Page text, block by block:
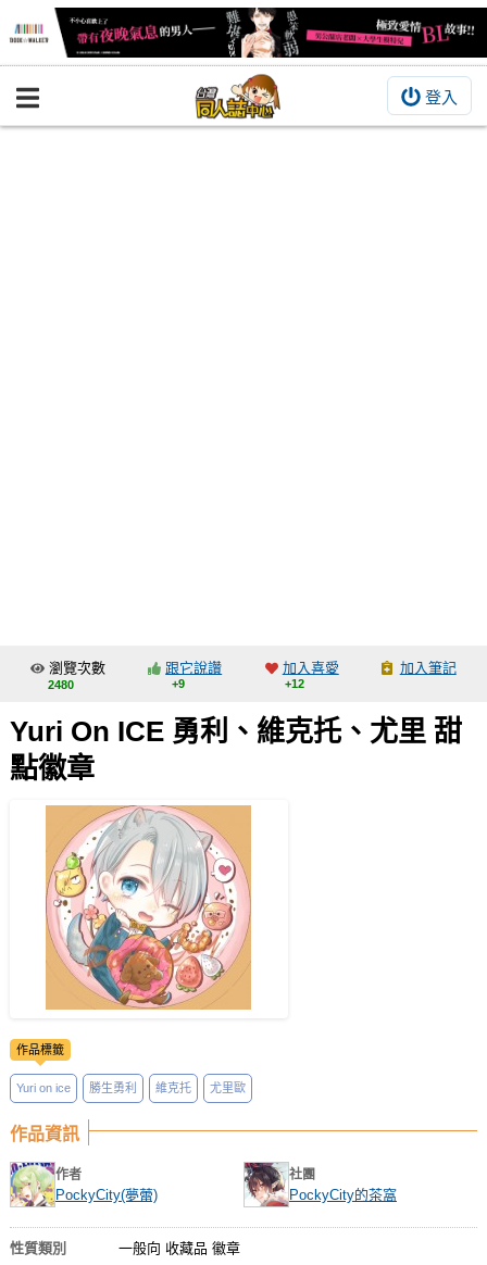
登入
BOOKY書集倉庫
交流中心
會員功能選單
註冊會員
登入
瀏覽次數
2480
跟它說讚
+9
加入喜愛
+12
加入筆記
Yuri On ICE 勇利、維克托、尤里 甜
點徽章
作品標籤
Yuri on ice 勝生勇利 維克托 尤里歐
作品資訊
作者
PockyCity(夢蕾)
社團
PockyCity的茶窩
性質類別 一般向 收藏品 徽章